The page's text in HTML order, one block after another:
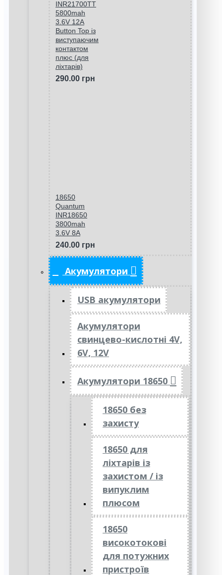
INR21700TT
5800mah
3.6V 12A
Button Top із
виступаючим
контактом
плюс (для
ліхтарів)
290.00 грн
18650
Quantum
INR18650
3800mah
3.6V 8A
240.00 грн
Акумулятори
USB акумулятори
Акумулятори
свинцево-кислотні 4V,
6V, 12V
Акумулятори 18650
18650 без
захисту
18650 для
ліхтарів із
захистом / із
випуклим
плюсом
18650
високотокові
для потужних
пристроїв